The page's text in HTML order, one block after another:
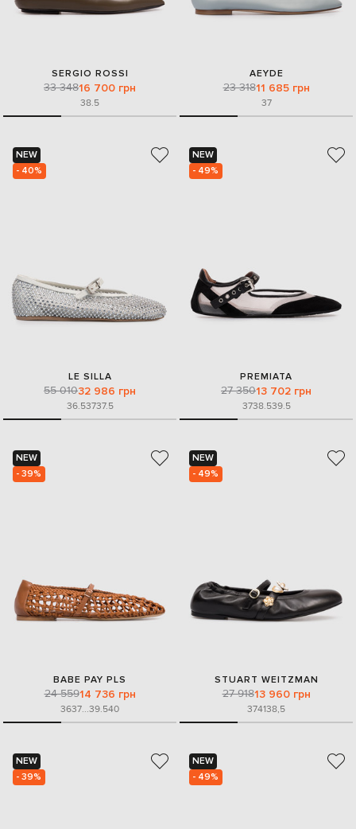
SERGIO ROSSI
33 34816 700 грн
38.5
AEYDE
23 31811 685 грн
37
NEW
- 40%
LE SILLA
55 01032 986 грн
36.53737.5
NEW
- 49%
PREMIATA
27 35013 702 грн
3738.539.5
NEW
- 39%
BABE PAY PLS
24 55914 736 грн
3637...39.540
NEW
- 49%
STUART WEITZMAN
27 91813 960 грн
374138,5
NEW
- 39%
NEW
- 49%